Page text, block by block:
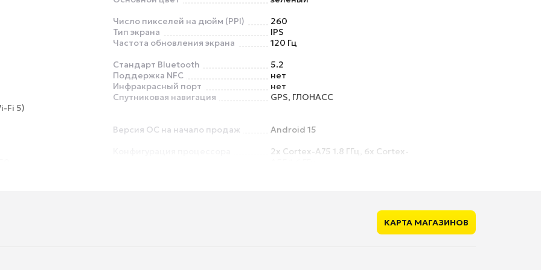
Число пикселей на дюйм (PPI)
260
Тип экрана
IPS
Частота обновления экрана
120 Гц
Fi 5)
Стандарт Bluetooth
5.2
Поддержка NFC
нет
Инфракрасный порт
нет
Спутниковая навигация
GPS, ГЛОНАСС
Версия ОС на начало продаж
Android 15
2x Cortex-A75 1.8 ГГц, 6x Cortex-
КАРТА МАГАЗИНОВ